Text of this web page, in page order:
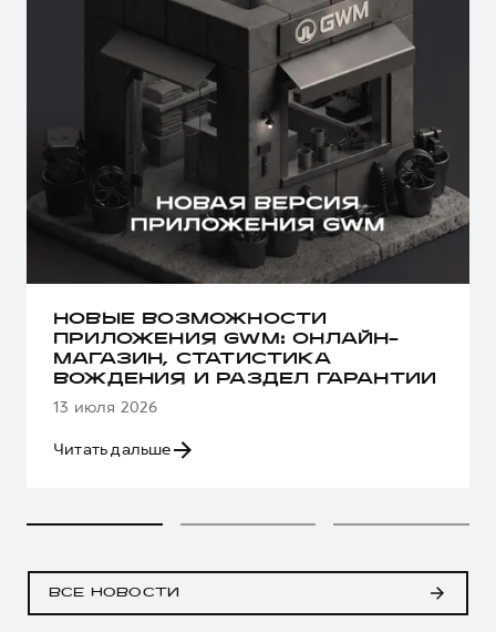
НОВЫЕ ВОЗМОЖНОСТИ
ПРИЛОЖЕНИЯ GWM: ОНЛАЙН-
МАГАЗИН, СТАТИСТИКА
ВОЖДЕНИЯ И РАЗДЕЛ ГАРАНТИИ
13 июля 2026
Читать дальше
ВСЕ НОВОСТИ